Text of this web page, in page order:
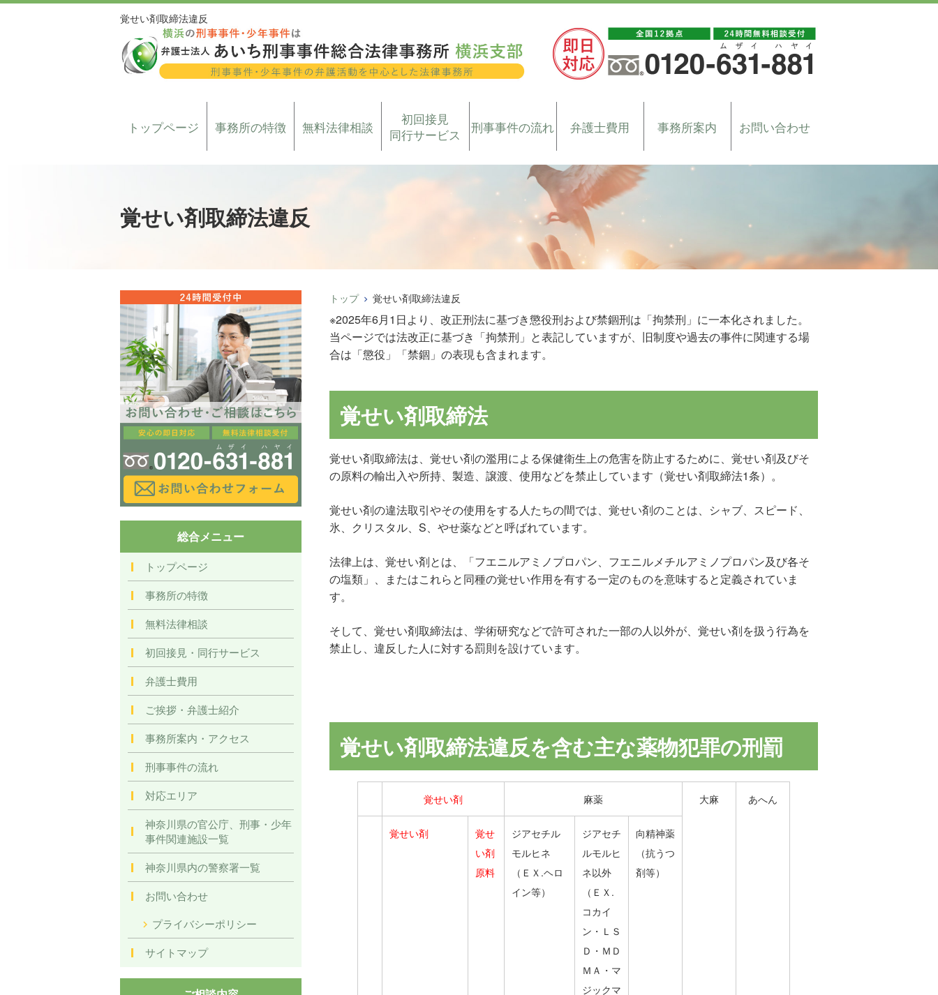
覚せい剤取締法違反
トップページ 事務所の特徴 無料法律相談
初回接見
同行サービス
刑事事件の流れ 弁護士費用 事務所案内 お問い合わせ
覚せい剤取締法違反
トップ 覚せい剤取締法違反
※2025年6月1日より、改正刑法に基づき懲役刑および禁錮刑は「拘禁刑」に一本化されました。
当ページでは法改正に基づき「拘禁刑」と表記していますが、旧制度や過去の事件に関連する場
合は「懲役」「禁錮」の表現も含まれます。
覚せい剤取締法
覚せい剤取締法は、覚せい剤の濫用による保健衛生上の危害を防止するために、覚せい剤及びそ
の原料の輸出入や所持、製造、譲渡、使用などを禁止しています（覚せい剤取締法1条）。
覚せい剤の違法取引やその使用をする人たちの間では、覚せい剤のことは、シャブ、スピード、
氷、クリスタル、S、やせ薬などと呼ばれています。
法律上は、覚せい剤とは、「フエニルアミノプロパン、フエニルメチルアミノプロパン及び各そ
の塩類」、またはこれらと同種の覚せい作用を有する一定のものを意味すると定義されていま
す。
そして、覚せい剤取締法は、学術研究などで許可された一部の人以外が、覚せい剤を扱う行為を
禁止し、違反した人に対する罰則を設けています。
覚せい剤取締法違反を含む主な薬物犯罪の刑罰
覚せい剤 麻薬 大麻 あへん
覚せい剤
覚せ
い剤
原料
ジアセチル
モルヒネ
（ＥＸ.ヘロ
イン等）
ジアセチ
ルモルヒ
ネ以外
（ＥＸ.
コカイ
ン・ＬＳ
Ｄ・ＭＤ
ＭＡ・マ
ジックマ
向精神薬
（抗うつ
剤等）
総合メニュー
トップページ
事務所の特徴
無料法律相談
初回接見・同行サービス
弁護士費用
ご挨拶・弁護士紹介
事務所案内・アクセス
刑事事件の流れ
対応エリア
神奈川県の官公庁、刑事・少年
事件関連施設一覧
神奈川県内の警察署一覧
お問い合わせ
プライバシーポリシー
サイトマップ